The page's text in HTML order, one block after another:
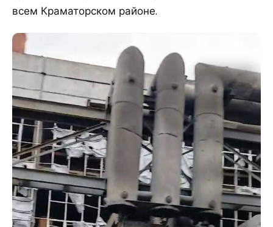
всем Краматорском районе.